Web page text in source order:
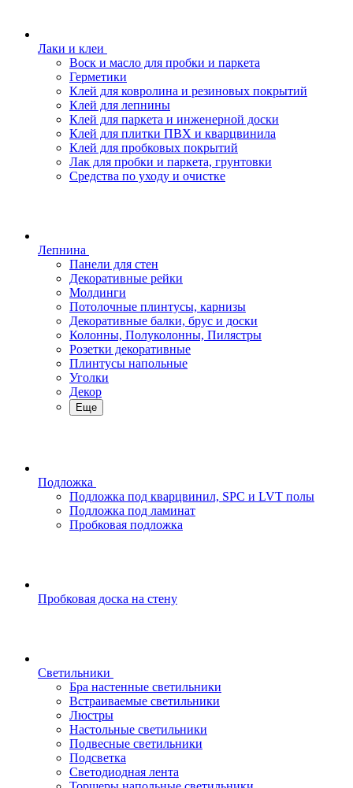
Лаки и клеи
Воск и масло для пробки и паркета
Герметики
Клей для ковролина и резиновых покрытий
Клей для лепнины
Клей для паркета и инженерной доски
Клей для плитки ПВХ и кварцвинила
Клей для пробковых покрытий
Лак для пробки и паркета, грунтовки
Средства по уходу и очистке
Лепнина
Панели для стен
Декоративные рейки
Молдинги
Потолочные плинтусы, карнизы
Декоративные балки, брус и доски
Колонны, Полуколонны, Пилястры
Розетки декоративные
Плинтусы напольные
Уголки
Декор
Еще
Подложка
Подложка под кварцвинил, SPC и LVT полы
Подложка под ламинат
Пробковая подложка
Пробковая доска на стену
Светильники
Бра настенные светильники
Встраиваемые светильники
Люстры
Настольные светильники
Подвесные светильники
Подсветка
Светодиодная лента